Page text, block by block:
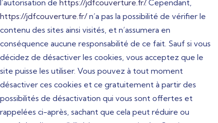
l’autorisation de https://jdfcouverture.fr/. Cependant,
https://jdfcouverture.fr/n’a pas la possibilité de vérifier le
contenu des sites ainsi visités, et n’assumera en
conséquence aucune responsabilité de ce fait. Sauf si vous
décidez de désactiver les cookies, vous acceptez que le
site puisse les utiliser. Vous pouvez à tout moment
désactiver ces cookies et ce gratuitement à partir des
possibilités de désactivation qui vous sont offertes et
rappelées ci-après, sachant que cela peut réduire ou